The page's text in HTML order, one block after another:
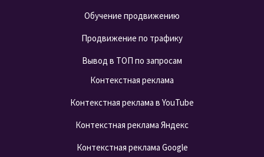
Обучение продвижению
Продвижение по трафику
Вывод в ТОП по запросам
Контекстная реклама
Контекстная реклама в YouTube
Контекстная реклама Яндекс
Контекстная реклама Google